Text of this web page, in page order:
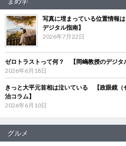
写真に埋まっている位置情報
デジタル指南】
2026年7月22日
ゼロトラストって何？ 【岡嶋教授のデジタ
2026年6月18日
きっと大平元首相は泣いている 【政眼鏡（
治コラム】
2026年6月10日
グルメ